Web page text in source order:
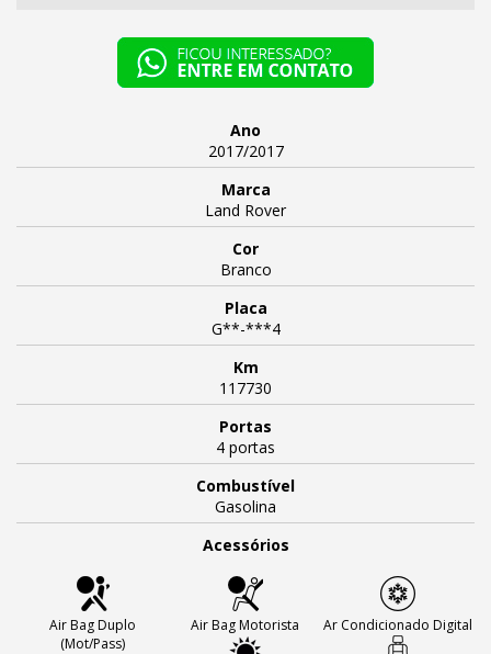
Ano
2017/2017
Marca
Land Rover
Cor
Branco
Placa
G**-***4
Km
117730
Portas
4 portas
Combustível
Gasolina
Acessórios
Air Bag Duplo
(Mot/Pass)
Air Bag Motorista Ar Condicionado Digital